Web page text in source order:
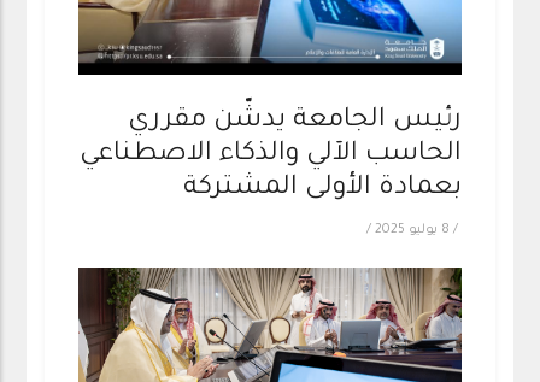
رئيس الجامعة يدشّن مقرري
الحاسب الآلي والذكاء الاصطناعي
بعمادة الأولى المشتركة
/ 8 يوليو 2025 /